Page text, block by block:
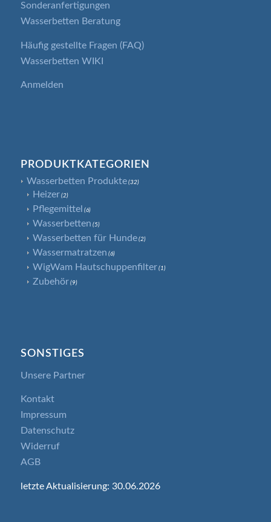
Sonderanfertigungen
Wasserbetten Beratung
Häufig gestellte Fragen (FAQ)
Wasserbetten WIKI
Anmelden
PRODUKTKATEGORIEN
Wasserbetten Produkte (32)
Heizer (2)
Pflegemittel (6)
Wasserbetten (5)
Wasserbetten für Hunde (2)
Wassermatratzen (6)
WigWam Hautschuppenfilter (1)
Zubehör (9)
SONSTIGES
Unsere Partner
Kontakt
Impressum
Datenschutz
Widerruf
AGB
letzte Aktualisierung: 30.06.2026